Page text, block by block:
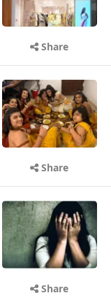
Share
Share
Share